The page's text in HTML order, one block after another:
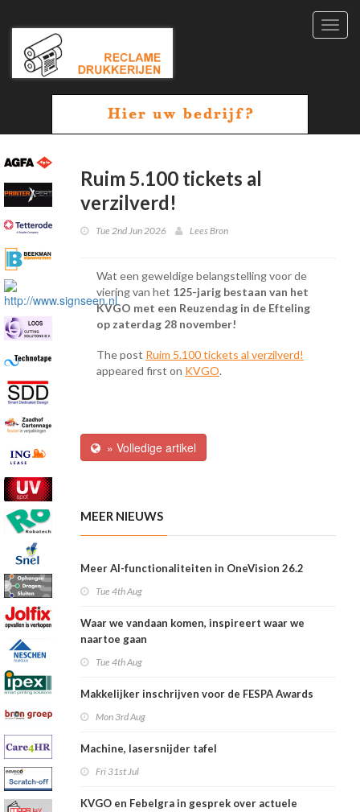
Ruim 5.100 tickets al
verzilverd!
Tue 2nd Jun 2026 Lees Bron
Wat een geweldige belangstelling voor de
viering van het 125-jarig bestaan van het
KVGO met een Reuzendag in de Efteling
op zaterdag 28 november!
The post Ruim 5.100 tickets al verzilverd!
appeared first on KVGO.
» Volledige artikel
MEER NIEUWS
Meer AI-functionaliteiten in OneVision 26.2
Tue 4th Aug
Waar we vandaan komen, inspireert waar we
naartoe gaan
Tue 4th Aug
Makkelijker inschrijven voor de FESPA Awards
Mon 3rd Aug
Machine, lasersnijder tafel
Fri 31st Jul
KVGO en Febelgra in gesprek over actuele